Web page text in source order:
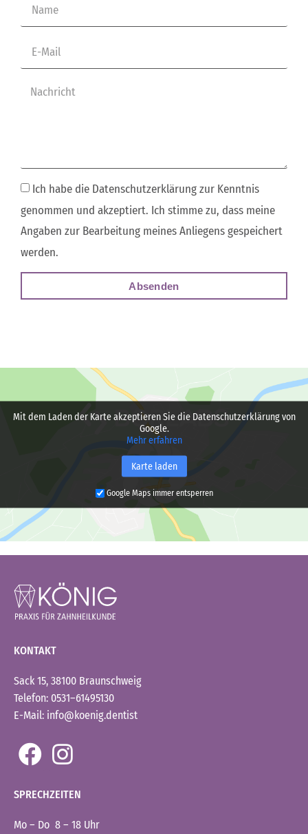
Ich habe die Datenschutzerklärung zur Kenntnis
genommen und akzeptiert. Ich stimme zu, dass meine
Angaben zur Bearbeitung meines Anliegens gespeichert
werden.
Absenden
Mit dem Laden der Karte akzeptieren Sie die Datenschutzerklärung von
Google.
Mehr erfahren
Karte laden
Google Maps immer entsperren
KONTAKT
Sack 15, 38100 Braunschweig
Telefon: 0531–61495130
E-Mail: info@koenig.dentist
SPRECHZEITEN
Mo – Do 8 – 18 Uhr